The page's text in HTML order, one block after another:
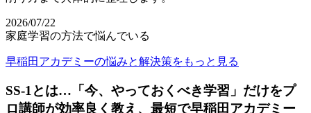
2026/07/22
家庭学習の方法で悩んでいる
早稲田アカデミーの悩みと解決策をもっと見る
SS-1とは…「今、やっておくべき学習」だけをプ
ロ講師が効率良く教え、最短で早稲田アカデミー